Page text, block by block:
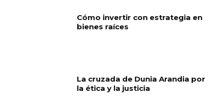
Cómo invertir con estrategia en
bienes raíces
La cruzada de Dunia Arandia por
la ética y la justicia